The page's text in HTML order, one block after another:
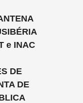
e INAC
DE
DE